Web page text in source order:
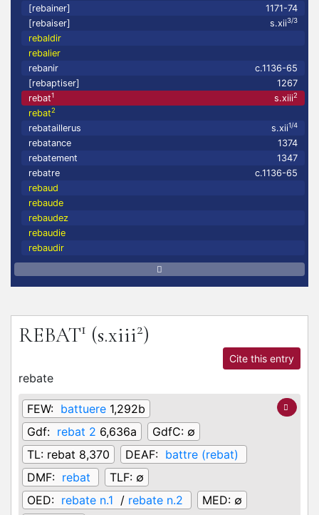
[rebainer]
1171-74
[rebaiser]
s.xii3/3
rebaldir
rebalier
rebanir
c.1136-65
[rebaptiser]
1267
rebat1 s.xiii2
rebat2
rebataillerus s.xii1/4
rebatance
1374
rebatement
1347
rebatre
c.1136-65
rebaud
rebaude
rebaudez
rebaudie
rebaudir
REBAT1 (s.xiii2)
Cite this entry
rebate
FEW: battuere 1,292b
Gdf: rebat 2 6,636a GdfC: ∅
TL: rebat 8,370 DEAF: battre (rebat)
DMF: rebat TLF: ∅
OED: rebate n.1 / rebate n.2 MED: ∅